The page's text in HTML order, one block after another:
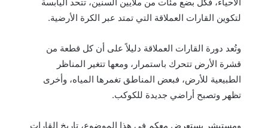
لتكوين القارات العملاقة التي تمتد عبر الكرة الأرضية.
وتُعد دورة القارات العملاقة دليلاً على أن كل قطعة من
قشرة الأرض تتحرك باستمرار، ومعها تتغير المناظر
الطبيعية للأرض، فبعض المناطق تغمرها المياه، وأخرى
تظهر وتصبح أراضي جديدة للكوكب.
ومستبشر يستعرض معكم في هذا الموضوع، تاريخ القارات